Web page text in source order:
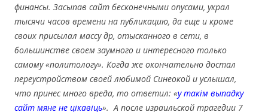
финансы. Засыпав сайт бесконечными опусами, украл
тысячи часов времени на публикацию, да еще и кроме
своих присылал массу др, отысканного в сети, в
большинстве своем заумного и интересного только
самому «политологу». Когда же окончательно достал
переустройством своей любимой Синеокой и услышал,
что принес много вреда, то ответил: «у такім выпадку
сайт мяне не цікавіць». А после израильской трагедии 7